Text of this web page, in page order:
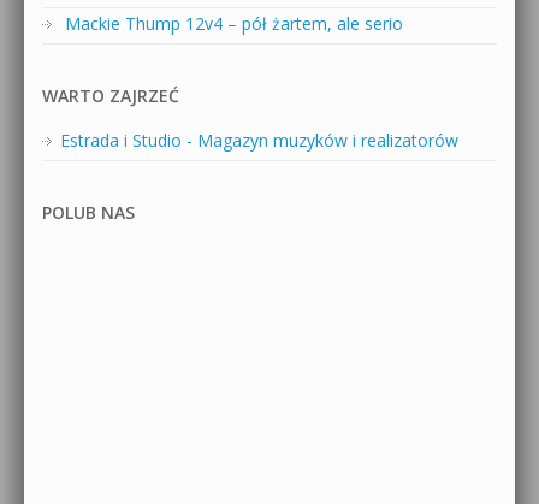
Mackie Thump 12v4 – pół żartem, ale serio
WARTO ZAJRZEĆ
Estrada i Studio - Magazyn muzyków i realizatorów
POLUB NAS